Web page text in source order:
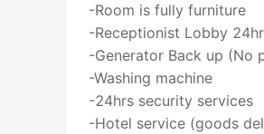
-Room is fully furniture
-Receptionist Lobby
-Generator Back up (No
-Washing machine
-24hrs security services
-Hotel service (goods